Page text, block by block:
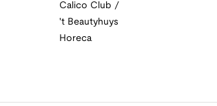
Calico Club /
't Beautyhuys
Horeca